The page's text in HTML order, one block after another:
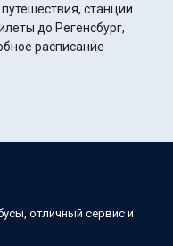
станции
до Регенсбург,
расписание
отличный сервис и